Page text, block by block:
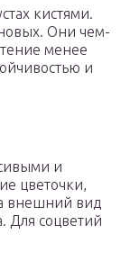
кистями.
Они чем-
менее
и
и
цветочки,
внешний вид
Для соцветий